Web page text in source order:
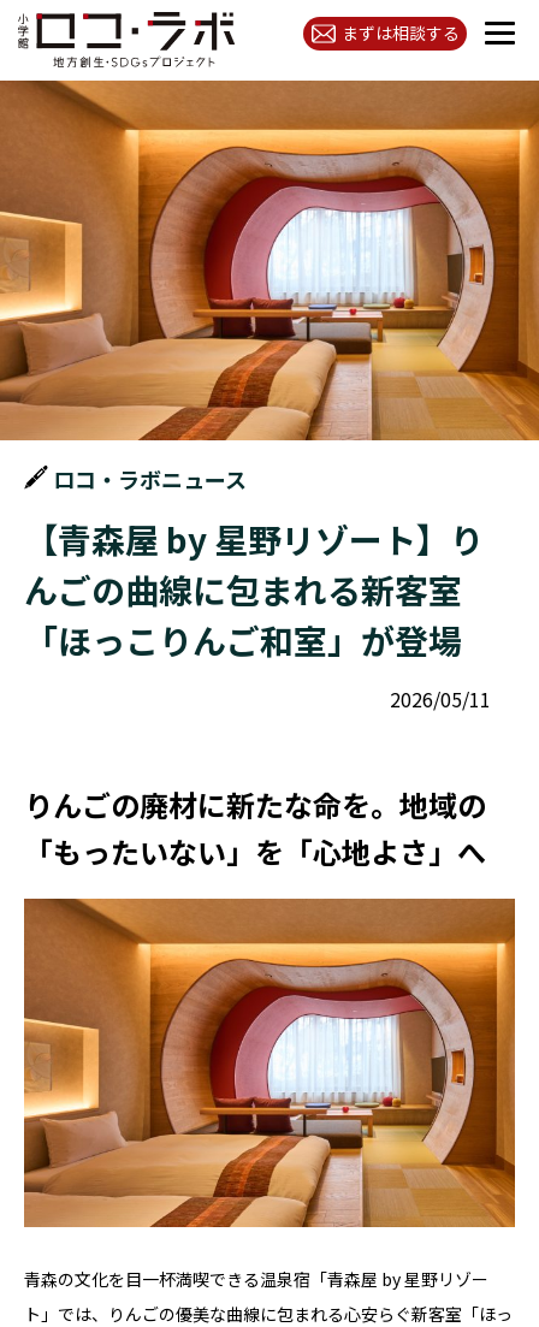
まずは相談する
ロコ・ラボニュース
【青森屋 by 星野リゾート】り
んごの曲線に包まれる新客室
「ほっこりんご和室」が登場
2026/05/11
りんごの廃材に新たな命を。地域の
「もったいない」を「心地よさ」へ
青森の文化を目一杯満喫できる温泉宿「青森屋 by 星野リゾー
ト」では、りんごの優美な曲線に包まれる心安らぐ新客室「ほっ